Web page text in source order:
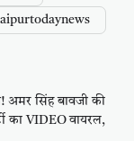
अमर सिंह बावजी की
का VIDEO वायरल,